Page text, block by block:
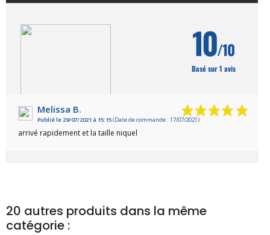
VOIR L'ATTESTATION
10/10
Basé sur 1 avis
Melissa B.
Publié le 29/07/2021 à 15:15(Date de commande : 17/07/2021)
arrivé rapidement et la taille niquel
20 autres produits dans la même
catégorie :